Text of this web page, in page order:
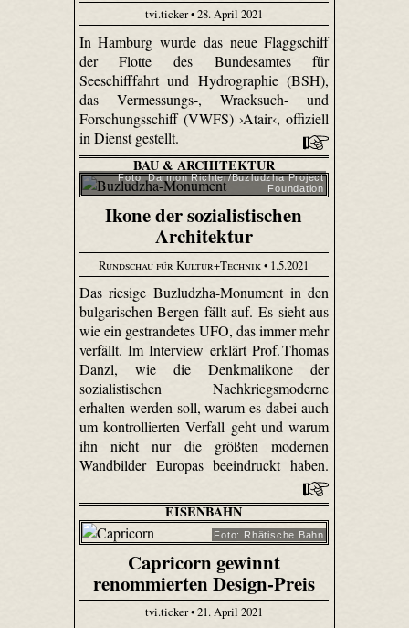
tvi.ticker • 28. April 2021
In Hamburg wurde das neue Flaggschiff
der Flotte des Bundesamtes für
Seeschifffahrt und Hydrographie (BSH),
das Vermessungs-, Wracksuch- und
Forschungsschiff (VWFS) ›Atair‹, offiziell
in Dienst gestellt.
BAU & ARCHITEKTUR
Foto: Darmon Richter/Buzludzha Project
Foundation
Ikone der sozialistischen
Architektur
Rundschau für Kultur+Technik• 1.5.2021
Das riesige Buzludzha-Monument in den
bulgarischen Bergen fällt auf. Es sieht aus
wie ein gestrandetes UFO, das immer mehr
verfällt. Im Interview erklärt Prof. Thomas
Danzl, wie die Denkmalikone der
sozialistischen Nachkriegsmoderne
erhalten werden soll, warum es dabei auch
um kontrollierten Verfall geht und warum
ihn nicht nur die größten modernen
Wandbilder Europas beeindruckt haben.
EISENBAHN
Foto: Rhätische Bahn
Capricorn gewinnt
renommierten Design-Preis
tvi.ticker • 21. April 2021